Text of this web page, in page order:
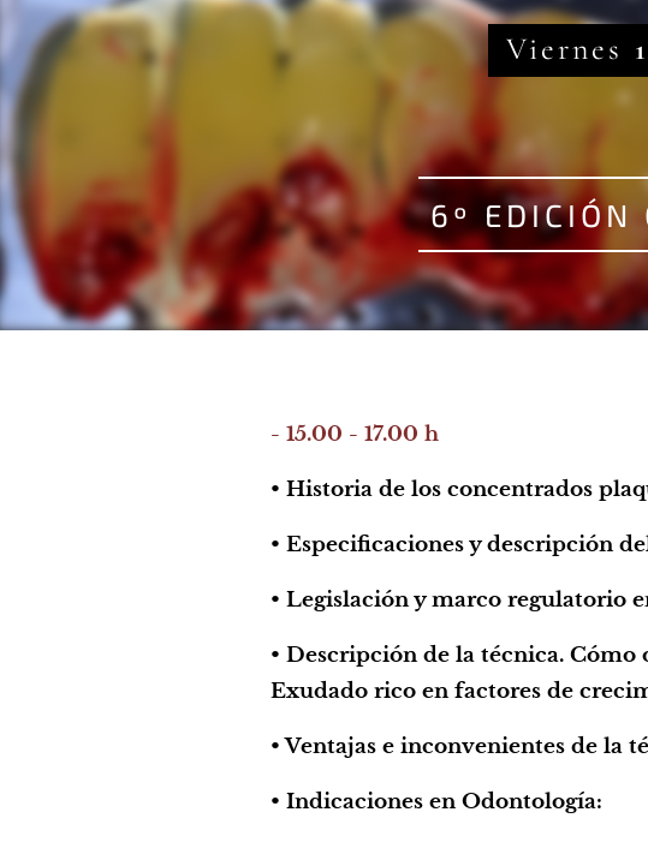
Viernes
6º
- 15.00 - 17.00 h
• Historia de los concentrados
• Especificaciones y descripción
• Legislación y marco regulatorio
• Descripción de la técnica. Cómo
Exudado rico en factores de
• Ventajas e inconvenientes de la
• Indicaciones en Odontología: